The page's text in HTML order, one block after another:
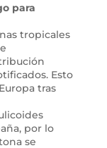
para
tropicales
Esto
tras
por lo
se